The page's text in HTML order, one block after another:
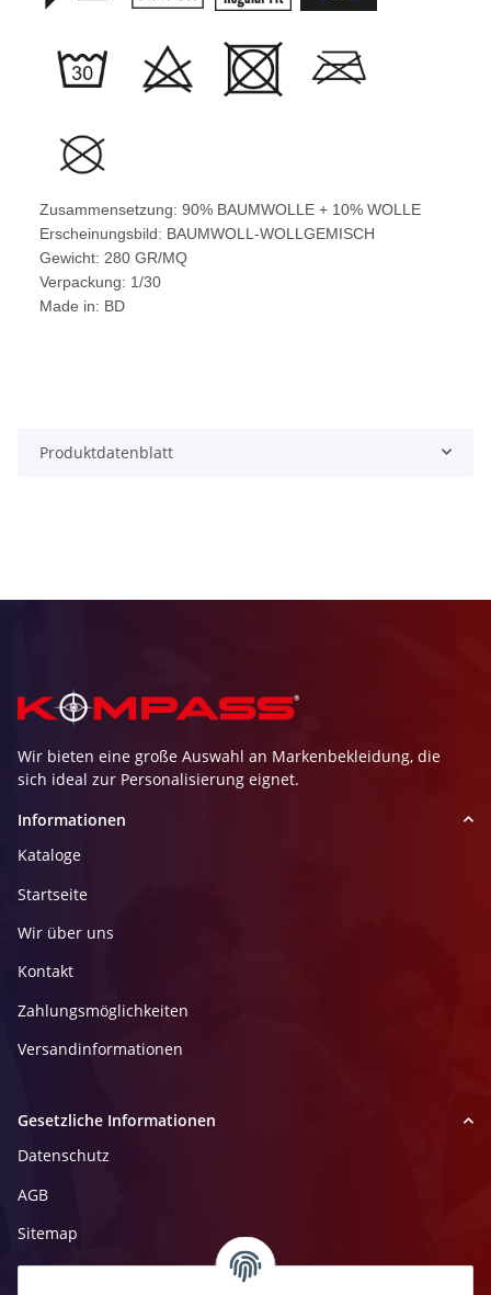
Zusammensetzung: 90% BAUMWOLLE + 10% WOLLE
Erscheinungsbild: BAUMWOLL-WOLLGEMISCH
Gewicht: 280 GR/MQ
Verpackung: 1/30
Made in: BD
Produktdatenblatt
Wir bieten eine große Auswahl an Markenbekleidung, die
sich ideal zur Personalisierung eignet.
Informationen
Kataloge
Startseite
Wir über uns
Kontakt
Zahlungsmöglichkeiten
Versandinformationen
Gesetzliche Informationen
Datenschutz
AGB
Sitemap
Impressum